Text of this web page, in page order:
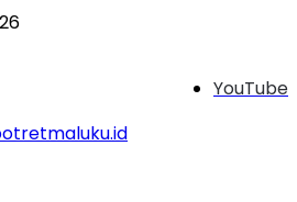
YouTube